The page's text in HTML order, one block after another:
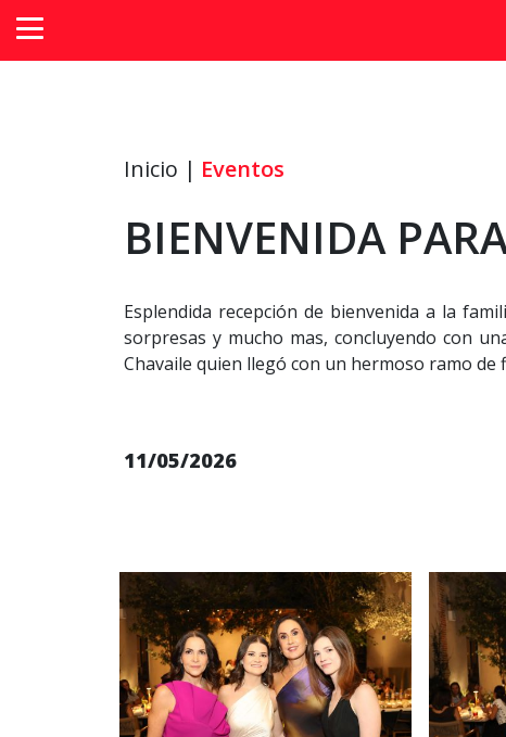
Inicio | Eventos
BIENVENIDA
Esplendida recepción de bienvenida a la
sorpresas y mucho mas, concluyendo con
Chavaile quien llegó con un hermoso ramo de
11/05/2026